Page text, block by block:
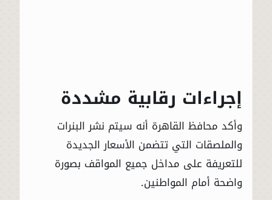
إجراءات رقابية مشددة
وأكد محافظ القاهرة أنه سيتم نشر البنرات
والملصقات التي تتضمن الأسعار الجديدة
للتعريفة على مداخل جميع المواقف بصورة
واضحة أمام المواطنين.